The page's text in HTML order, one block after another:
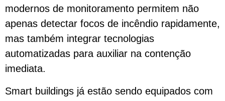
modernos de monitoramento permitem não
apenas detectar focos de incêndio rapidamente,
mas também integrar tecnologias
automatizadas para auxiliar na contenção
imediata.
Smart buildings já estão sendo equipados com